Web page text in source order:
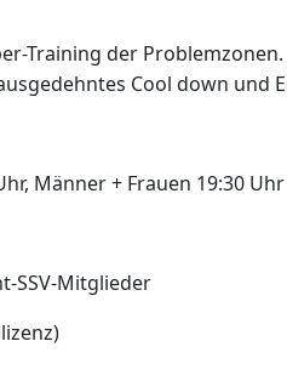
Training der
Cool down und
Männer + Frauen 19:30
SSV-Mitglieder